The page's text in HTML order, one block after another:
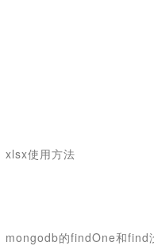
xlsx使用方法
mongodb的findOne和find